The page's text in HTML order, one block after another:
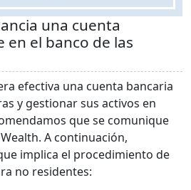
una cuenta
el banco de las
efectiva una cuenta bancaria
y gestionar sus activos en
que se comunique
A continuación,
implica el procedimiento de
no residentes: